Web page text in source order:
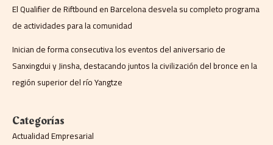
El Qualifier de Riftbound en Barcelona desvela su completo programa
de actividades para la comunidad
Inician de forma consecutiva los eventos del aniversario de
Sanxingdui y Jinsha, destacando juntos la civilización del bronce en la
región superior del río Yangtze
Categorías
Actualidad Empresarial